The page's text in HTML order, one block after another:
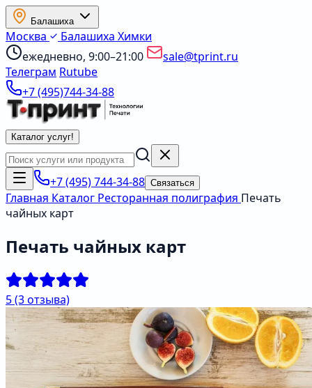
Балашиха
Москва Балашиха Химки
ежедневно, 9:00–21:00
sale@tprint.ru
Телеграм Rutube
+7 (495)744-34-88
Каталог услуг!
+7 (495) 744-34-88 Связаться
Главная Каталог Ресторанная полиграфия Печать
чайных карт
Печать чайных карт
5(3 отзыва)